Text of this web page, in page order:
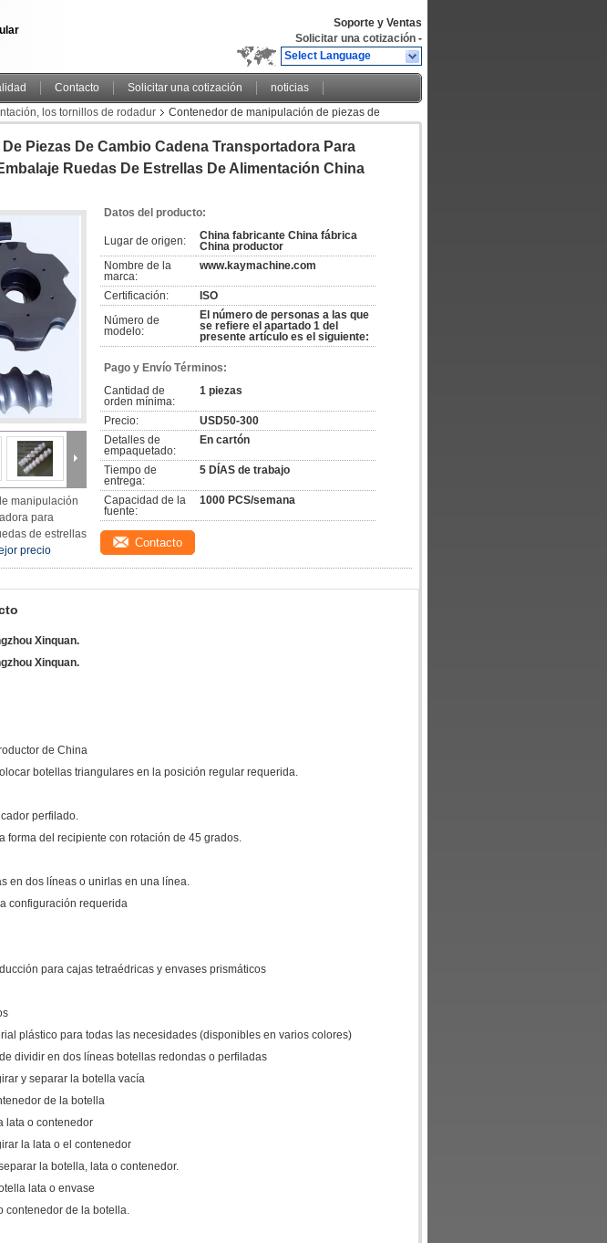
Soporte y Ventas
Solicitar una cotización -
Select Language
Contacto Solicitar una cotización
noticias
los tornillos de rodadur
Contenedor de manipulación de piezas de
Piezas De Cambio Cadena Transportadora Para
Ruedas De Estrellas De Alimentación China
manipulación
para
de estrellas
precio
Datos del producto:
Lugar de origen:
China fabricante China fábrica
China productor
Nombre de la
marca:
www.kaymachine.com
Certificación:
ISO
Número de
modelo:
El número de personas a las que
se refiere el apartado 1 del
presente artículo es el siguiente:
Pago y Envío Términos:
Cantidad de
orden mínima:
1 piezas
Precio:
USD50-300
Detalles de
empaquetado:
En cartón
Tiempo de
entrega:
5 DÍAS de trabajo
Capacidad de la
fuente:
1000 PCS/semana
Contacto
Xinquan.
Xinquan.
de China
botellas triangulares en la posición regular requerida.
perfilado.
forma del recipiente con rotación de 45 grados.
en dos líneas o unirlas en una línea.
configuración requerida
para cajas tetraédricas y envases prismáticos
plástico para todas las necesidades (disponibles en varios colores)
dividir en dos líneas botellas redondas o perfiladas
y separar la botella vacía
de la botella
lata o contenedor
la lata o el contenedor
la botella, lata o contenedor.
lata o envase
contenedor de la botella.